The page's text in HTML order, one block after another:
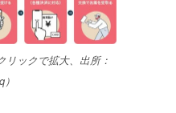
リックで拡大、出所：